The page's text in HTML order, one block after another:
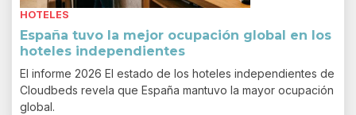
HOTELES
España tuvo la mejor ocupación global en los
hoteles independientes
El informe 2026 El estado de los hoteles independientes de
Cloudbeds revela que España mantuvo la mayor ocupación
global.